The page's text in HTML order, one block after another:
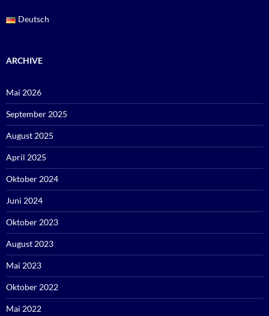
Deutsch
ARCHIVE
Mai 2026
September 2025
August 2025
April 2025
Oktober 2024
Juni 2024
Oktober 2023
August 2023
Mai 2023
Oktober 2022
Mai 2022